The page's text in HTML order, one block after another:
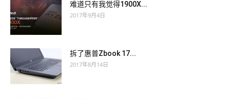
难道只有我觉得1900X...
2017年9月4日
拆了惠普Zbook 17...
2017年8月14日